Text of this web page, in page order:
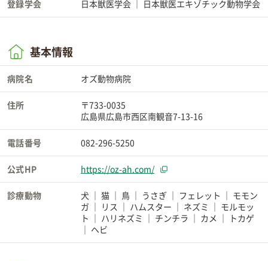
登録学会 日本獣医学会 日本獣医エキゾチック動物学会
基本情報
病院名 オズ動物病院
住所
〒733-0035
広島県広島市西区南観音7-13-16
電話番号 082-296-5250
公式HP https://oz-ah.com/
診療動物 犬 猫 鳥 うさぎ フェレット
モモン
ガ
リス ハムスター ネズミ
モルモッ
ト
ハリネズミ チンチラ カメ
トカゲ
ヘビ